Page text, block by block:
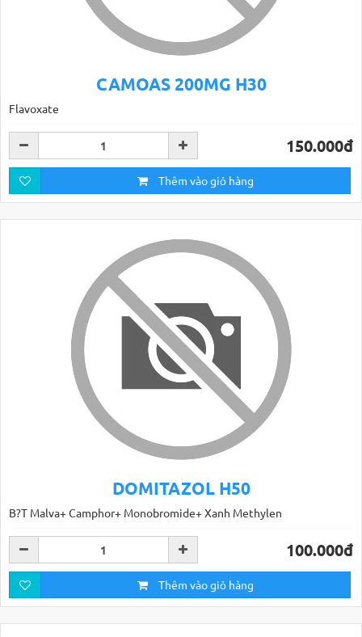
CAMOAS 200MG H30
Flavoxate
150.000đ
Thêm vào giỏ hàng
DOMITAZOL H50
B?T Malva+ Camphor+ Monobromide+ Xanh Methylen
100.000đ
Thêm vào giỏ hàng